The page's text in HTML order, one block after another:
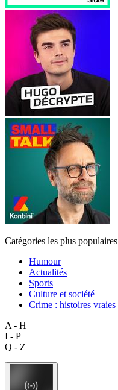
Catégories les plus populaires
Humour
Actualités
Sports
Culture et société
Crime : histoires vraies
A - H
I - P
Q - Z